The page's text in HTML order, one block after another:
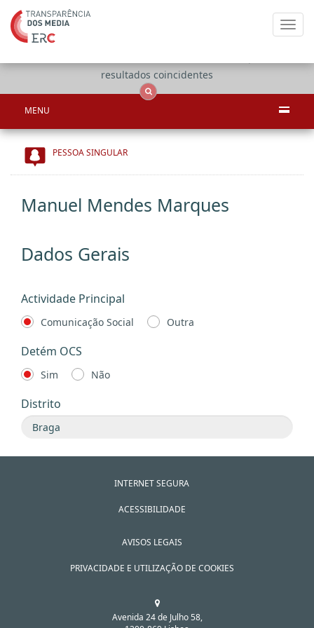
resultados coincidentes
MENU
PESSOA SINGULAR
Manuel Mendes Marques
Dados Gerais
Actividade Principal
Comunicação Social Outra
Detém OCS
Sim Não
Distrito
INTERNET SEGURA
ACESSIBILIDADE
AVISOS LEGAIS
PRIVACIDADE E UTILIZAÇÃO DE COOKIES
Avenida 24 de Julho 58,